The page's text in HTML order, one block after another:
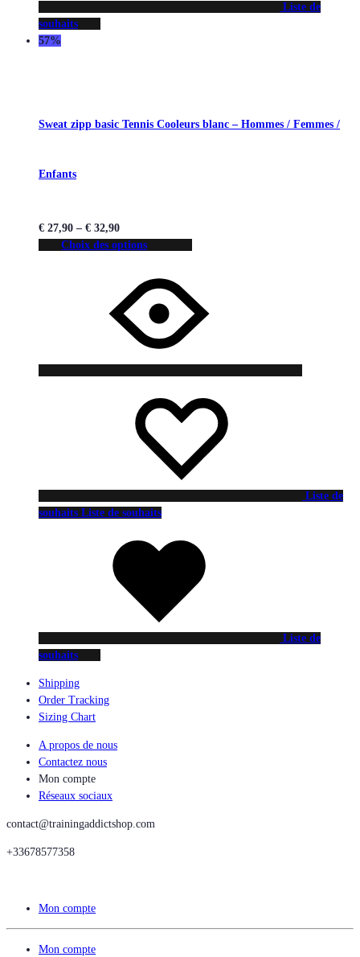
Liste de
souhaits
57%
Sweat zipp basic Tennis Cooleurs blanc – Hommes / Femmes /
Enfants
€ 27,90 – € 32,90
Choix des options
Liste de
souhaits Liste de souhaits
Liste de
souhaits
Shipping
Order Tracking
Sizing Chart
A propos de nous
Contactez nous
Mon compte
Réseaux sociaux
contact@trainingaddictshop.com
+33678577358
Mon compte
Mon compte